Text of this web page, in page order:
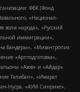
ФБК (Фонд
«Национал-
воли народа», «Русский
иммиграции»,
Бандеры», «Мизантропик
«Артподготовка»,
«Азов» и «Айдар».
Талибан», «Имарат
ан-Нусра, «АУМ Синрике»,